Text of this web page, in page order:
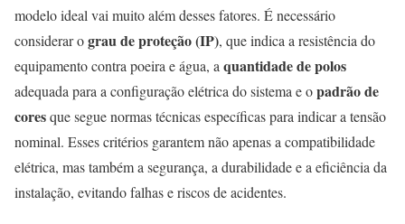
modelo ideal vai muito além desses fatores. É necessário
considerar ograu de proteção (IP), que indica a resistência do
equipamento contra poeira e água, a quantidade de polos
adequada para a configuração elétrica do sistema e opadrão de
coresque segue normas técnicas específicas para indicar a tensão
nominal. Esses critérios garantem não apenas a compatibilidade
elétrica, mas também a segurança, a durabilidade e a eficiência da
instalação, evitando falhas e riscos de acidentes.